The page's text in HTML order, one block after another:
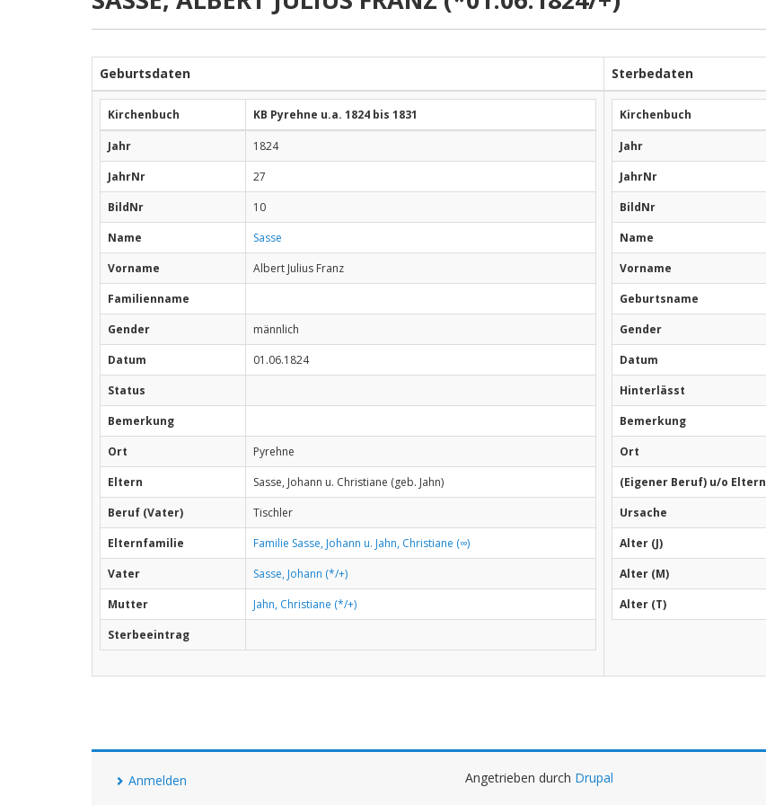
Geburtsdaten Sterbedaten
Kirchenbuch KB Pyrehne u.a. 1824 bis 1831
Jahr
1824
JahrNr
27
BildNr
10
Name
Sasse
Vorname
Albert Julius Franz
Familienname
Gender
männlich
Datum
01.06.1824
Status
Bemerkung
Ort
Pyrehne
Eltern
Sasse, Johann u. Christiane (geb. Jahn)
Beruf (Vater)
Tischler
Elternfamilie
Familie Sasse, Johann u. Jahn, Christiane (∞)
Vater
Sasse, Johann (*/+)
Mutter
Jahn, Christiane (*/+)
Sterbeeintrag
Kirchenbuch
Jahr
JahrNr
BildNr
Name
Vorname
Geburtsname
Gender
Datum
Hinterlässt
Bemerkung
Ort
(Eigener Beruf) u/o Eltern
Ursache
Alter (J)
Alter (M)
Alter (T)
USER
Anmelden Angetrieben durch Drupal